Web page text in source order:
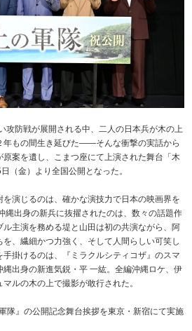
攻防戦が展開される中、二人の日本兵が木の上
年もの間生き延びた――そんな衝撃の実話から
案を遺し、こまつ座にて上演された舞台「木
（金）より全国公開となった。
演じるのは、確かな演技力で日本の映画界を
縄出身の新兵に抜擢されたのは、数々の話題作
主演を務める堤と山田は初の共演ながら、阿
、繊細かつ力強く、そして人間らしい可笑し
掛けるのは、『ミラクルシティコザ』のスマ
縄出身の新進気鋭・平 一紘。全編沖縄ロケ、伊
ルの木の上で撮影が敢行された。
隊』の公開記念舞台挨拶を東京・新宿にて実施